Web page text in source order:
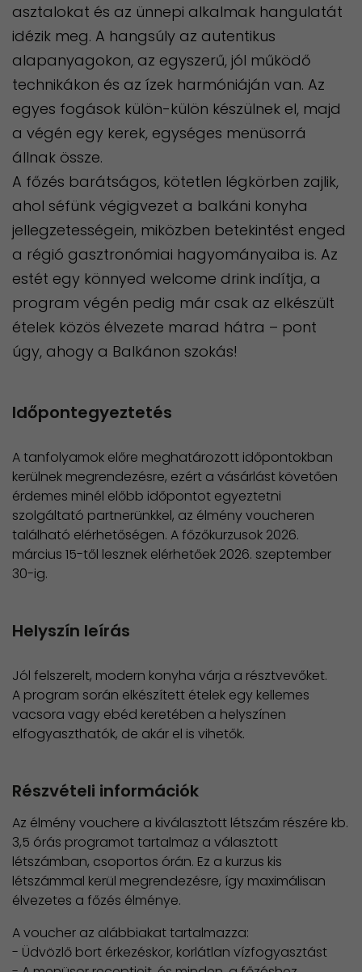
asztalokat és az ünnepi alkalmak hangulatát
idézik meg. A hangsúly az autentikus
alapanyagokon, az egyszerű, jól működő
technikákon és az ízek harmóniáján van. Az
egyes fogások külön-külön készülnek el, majd
a végén egy kerek, egységes menüsorrá
állnak össze.
A főzés barátságos, kötetlen légkörben zajlik,
ahol séfünk végigvezet a balkáni konyha
jellegzetességein, miközben betekintést enged
a régió gasztronómiai hagyományaiba is. Az
estét egy könnyed welcome drink indítja, a
program végén pedig már csak az elkészült
ételek közös élvezete marad hátra – pont
úgy, ahogy a Balkánon szokás!
Időpontegyeztetés
A tanfolyamok előre meghatározott időpontokban
kerülnek megrendezésre, ezért a vásárlást követően
érdemes minél előbb időpontot egyeztetni
szolgáltató partnerünkkel, az élmény voucheren
található elérhetőségen. A főzőkurzusok 2026.
március 15-től lesznek elérhetőek 2026. szeptember
30-ig.
Helyszín leírás
Jól felszerelt, modern konyha várja a résztvevőket.
A program során elkészített ételek egy kellemes
vacsora vagy ebéd keretében a helyszínen
elfogyaszthatók, de akár el is vihetők.
Részvételi információk
Az élmény vouchere a kiválasztott létszám részére kb.
3,5 órás programot tartalmaz a választott
létszámban, csoportos órán. Ez a kurzus kis
létszámmal kerül megrendezésre, így maximálisan
élvezetes a főzés élménye.
A voucher az alábbiakat tartalmazza:
- Üdvözlő bort érkezéskor, korlátlan vízfogyasztást